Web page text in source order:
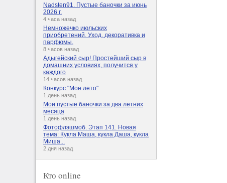
Nadsten91. Пустые баночки за июнь
2026 г.
4 часа назад
Немножечко июльских
приобретений. Уход, декоративка и
парфюмы.
8 часов назад
Адыгейский сыр! Простейший сыр в
домашних условиях, получится у
каждого
14 часов назад
Конкурс "Мое лето"
1 день назад
Мои пустые баночки за два летних
месяца
1 день назад
Фотофлэшмоб. Этап 141. Новая
тема: Кукла Маша, кукла Даша, кукла
Миша...
2 дня назад
Кто online